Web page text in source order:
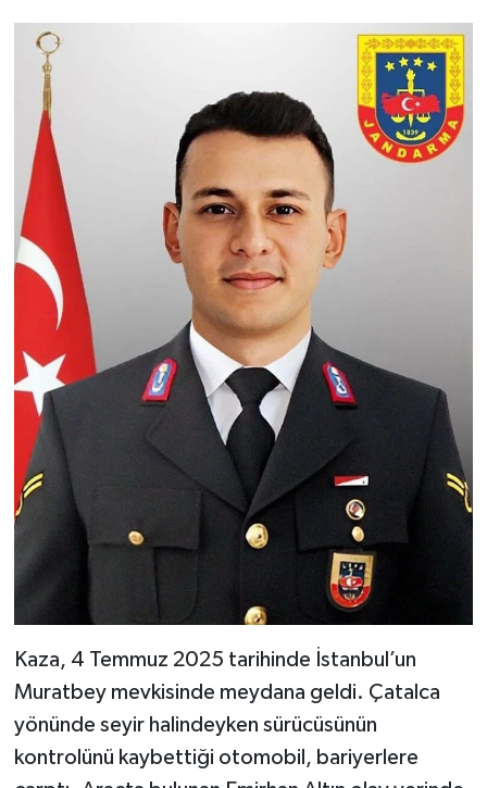
Kaza, 4 Temmuz 2025 tarihinde İstanbul’un
Muratbey mevkisinde meydana geldi. Çatalca
yönünde seyir halindeyken sürücüsünün
kontrolünü kaybettiği otomobil, bariyerlere